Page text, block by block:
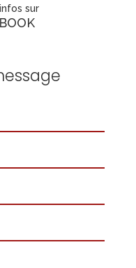
sur